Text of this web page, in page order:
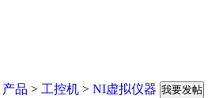
产品 > 工控机 > NI虚拟仪器 我要发帖